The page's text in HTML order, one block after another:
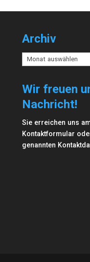
Archiv
Archiv
Wir freuen
Nachricht!
Sie erreichen uns
Kontaktformular
genannten